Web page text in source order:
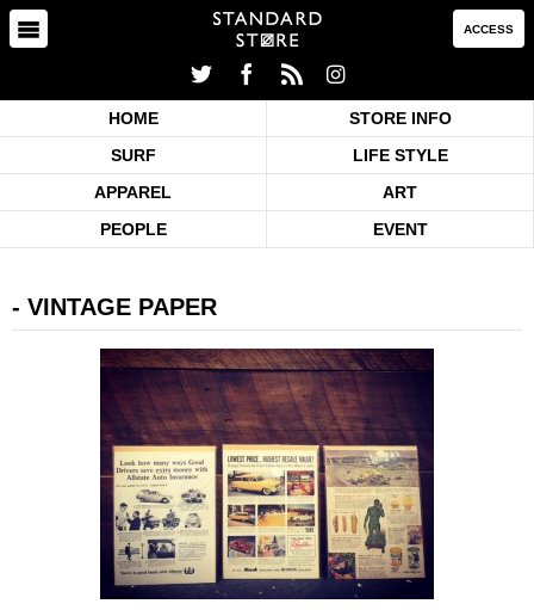
ACCESS
HOME
STORE INFO
SURF
LIFE STYLE
APPAREL
ART
PEOPLE
EVENT
VINTAGE PAPER